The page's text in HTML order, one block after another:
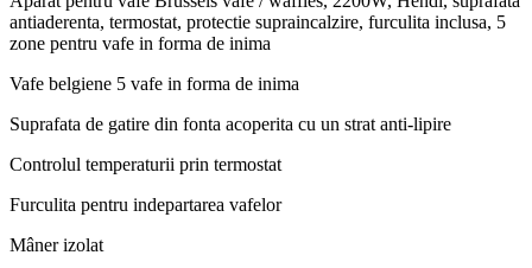
antiaderenta, termostat, protectie supraincalzire, furculita inclusa, 5
zone pentru vafe in forma de inima
Vafe belgiene 5 vafe in forma de inima
Suprafata de gatire din fonta acoperita cu un strat anti-lipire
Controlul temperaturii prin termostat
Furculita pentru indepartarea vafelor
Mâner izolat